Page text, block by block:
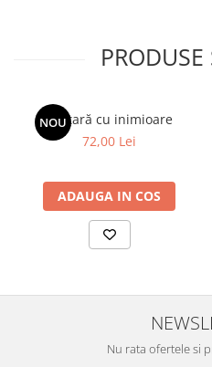
NOU
Brățară cu inimioare
72,00 Lei
ADAUGA IN COS
Nu rata ofertele si